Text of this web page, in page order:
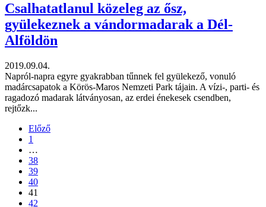
Csalhatatlanul közeleg az ősz,
gyülekeznek a vándormadarak a Dél-
Alföldön
2019.09.04.
Napról-napra egyre gyakrabban tűnnek fel gyülekező, vonuló
madárcsapatok a Körös-Maros Nemzeti Park tájain. A vízi-, parti- és
ragadozó madarak látványosan, az erdei énekesek csendben,
rejtőzk...
Előző
1
…
38
39
40
41
42